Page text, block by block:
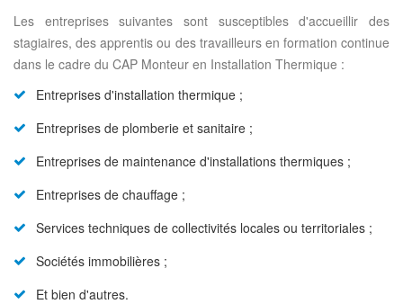
Les entreprises suivantes sont susceptibles d'accueillir des
stagiaires, des apprentis ou des travailleurs en formation continue
dans le cadre du CAP Monteur en Installation Thermique :
Entreprises d'installation thermique ;
Entreprises de plomberie et sanitaire ;
Entreprises de maintenance d'installations thermiques ;
Entreprises de chauffage ;
Services techniques de collectivités locales ou territoriales ;
Sociétés immobilières ;
Et bien d'autres.